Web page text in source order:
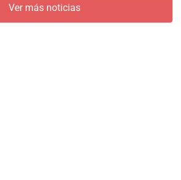
Ver más noticias